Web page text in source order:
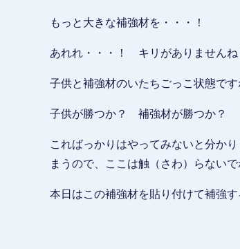
もっと大きな補強材を・・・！
あれれ・・・！ キリがありませんね
子供と補強材のいたちごっこ状態です
子供が勝つか？ 補強材が勝つか？
こればっかりはやってみないと分か
まうので、ここは触（さわ）らない
本日はこの補強材を貼り付けて補強